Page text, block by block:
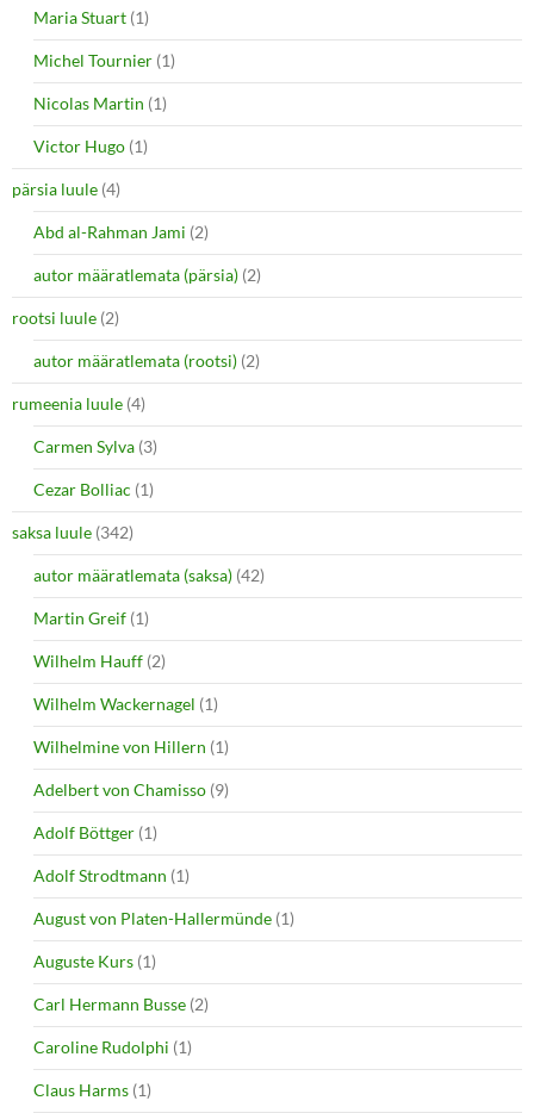
Maria Stuart (1)
Michel Tournier (1)
Nicolas Martin (1)
Victor Hugo (1)
pärsia luule (4)
Abd al-Rahman Jami (2)
autor määratlemata (pärsia) (2)
rootsi luule (2)
autor määratlemata (rootsi) (2)
rumeenia luule (4)
Carmen Sylva (3)
Cezar Bolliac (1)
saksa luule (342)
autor määratlemata (saksa) (42)
Martin Greif (1)
Wilhelm Hauff (2)
Wilhelm Wackernagel (1)
Wilhelmine von Hillern (1)
Adelbert von Chamisso (9)
Adolf Böttger (1)
Adolf Strodtmann (1)
August von Platen-Hallermünde (1)
Auguste Kurs (1)
Carl Hermann Busse (2)
Caroline Rudolphi (1)
Claus Harms (1)